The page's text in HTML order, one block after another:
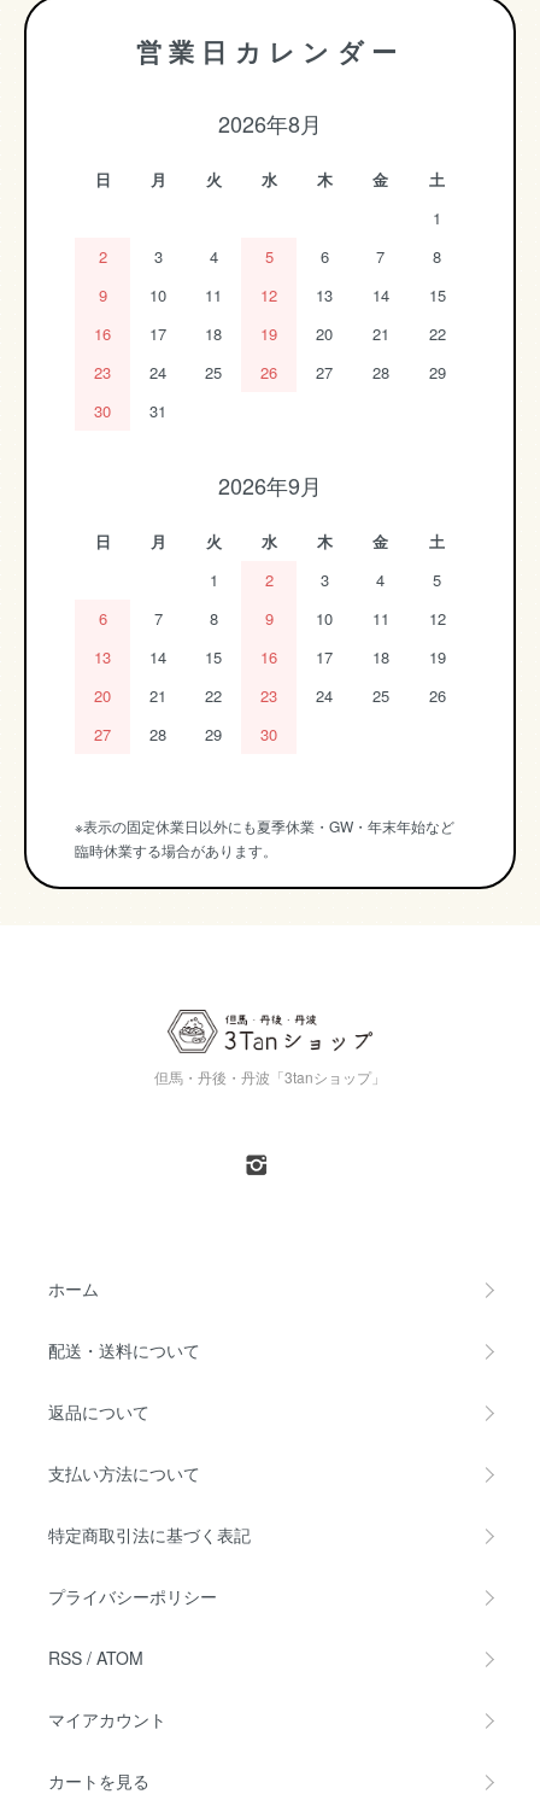
営業日カレンダー
2026年8月
日 月 火 水 木 金
土
1
2
3 4 5 6 7
8
9
10 11 12 13 14
15
16
17 18 19 20 21
22
23
24 25 26 27 28
29
30
31
2026年9月
日 月 火 水 木 金
土
1
2 3 4
5
6
7 8 9 10 11
12
13
14 15 16 17 18
19
20
21 22 23 24 25
26
27
28 29 30
※表示の固定休業日以外にも夏季休業・GW・年末年始など
臨時休業する場合があります。
但馬・丹後・丹波「3tanショップ」
ホーム
配送・送料について
返品について
支払い方法について
特定商取引法に基づく表記
プライバシーポリシー
RSS / ATOM
マイアカウント
カートを見る